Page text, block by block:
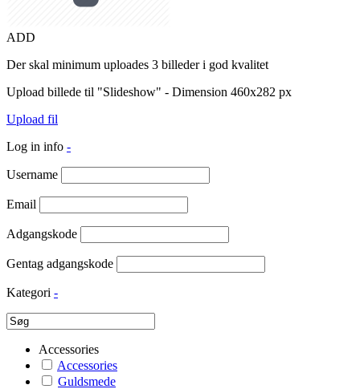
ADD
Der skal minimum uploades 3 billeder i god kvalitet
Upload billede til "Slideshow" - Dimension 460x282 px
Upload fil
Log in info -
Username
Email
Adgangskode
Gentag adgangskode
Kategori -
Accessories
Accessories
Guldsmede